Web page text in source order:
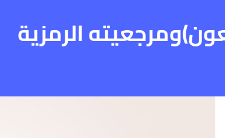
الرمزية